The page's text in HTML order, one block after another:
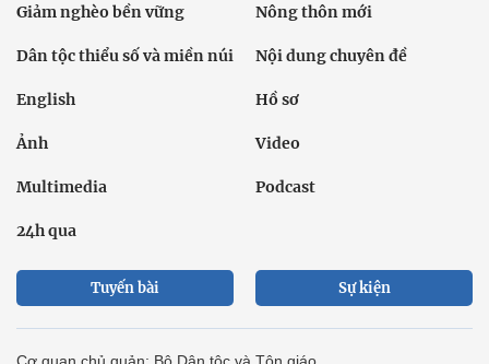
Giảm nghèo bền vững Nông thôn mới
Dân tộc thiểu số và miền núi Nội dung chuyên đề
English Hồ sơ
Ảnh Video
Multimedia Podcast
24h qua
Tuyến bài Sự kiện